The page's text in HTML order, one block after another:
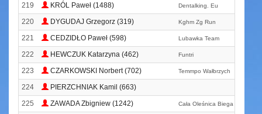
219 KRÓL Paweł (1488) Dentalking. Eu
220 DYGUDAJ Grzegorz (319) Kghm Zg Run
221 CEDZIDŁO Paweł (598) Lubawka Team
222 HEWCZUK Katarzyna (462) Funtri
223 CZARKOWSKI Norbert (702) Temmpo Wałbrzych
224
PIERZCHNIAK Kamil (663)
225
ZAWADA Zbigniew (1242) Cała Oleśnica Biega